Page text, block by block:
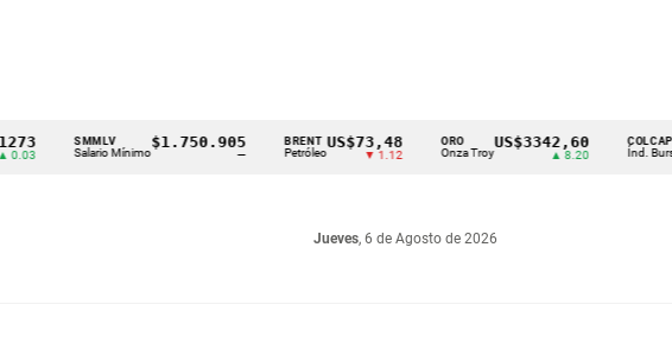
SMMLV
Salario Mínimo
$1.750.905 BRENT
Petróleo
US$73,48
▼ 1.12
ORO
Onza Troy
US$3342,60 COLCAP
Índ. Bursátil
Jueves, 6 de Agosto de 2026